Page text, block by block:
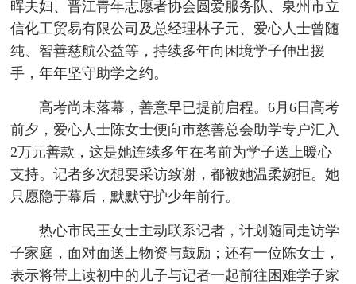
晖夫妇、晋江青年志愿者协会圆爱服务队、泉州市立
信化工贸易有限公司及总经理林子元、爱心人士曾随
纯、智善慈航公益等，持续多年向困境学子伸出援
手，年年坚守助学之约。
高考尚未落幕，善意早已提前启程。6月6日高考
前夕，爱心人士陈女士便向市慈善总会助学专户汇入
2万元善款，这是她连续多年在考前为学子送上暖心
支持。记者多次想要采访致谢，都被她温柔婉拒。她
只愿隐于幕后，默默守护少年前行。
热心市民王女士主动联系记者，计划随同走访学
子家庭，面对面送上物资与鼓励；还有一位陈女士，
表示将带上读初中的儿子与记者一起前往困难学子家